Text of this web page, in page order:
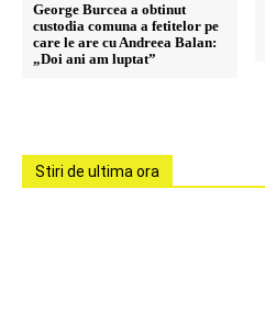
George Burcea a obtinut
custodia comuna a fetitelor pe
care le are cu Andreea Balan:
„Doi ani am luptat”
Stiri de ultima ora